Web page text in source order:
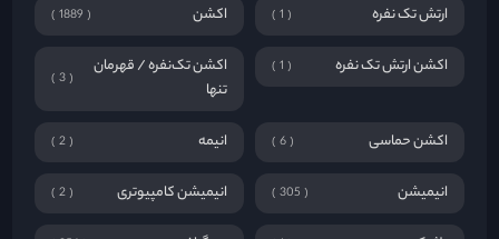
ارتش تک نفره 1 اکشن 1889
اکشن ارتش تک نفره 1
اکشن تک‌نفره / قهرمان
تنها
3
اکشن حماسی 6 انیمه 2
انیمیشن 305 انیمیشن کامپیوتری 2